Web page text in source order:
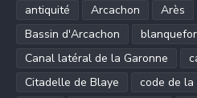
antiquité Arcachon Arès
Bassin d'Arcachon
Canal latéral de la Garonne
Citadelle de Blaye
code de la